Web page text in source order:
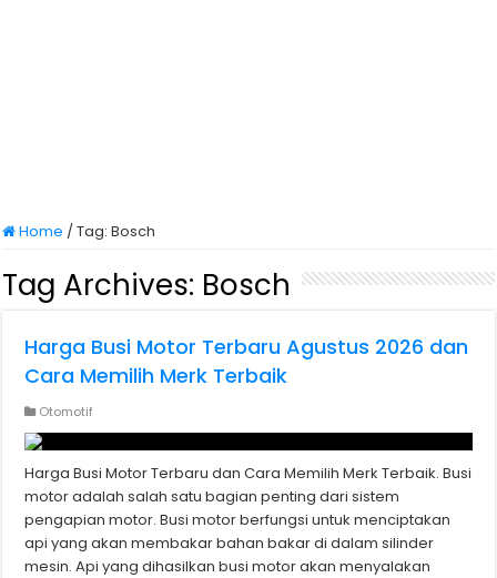
Home /Tag:Bosch
Tag Archives: Bosch
Harga Busi Motor Terbaru Agustus 2026 dan
Cara Memilih Merk Terbaik
Otomotif
Harga Busi Motor Terbaru dan Cara Memilih Merk Terbaik. Busi
motor adalah salah satu bagian penting dari sistem
pengapian motor. Busi motor berfungsi untuk menciptakan
api yang akan membakar bahan bakar di dalam silinder
mesin. Api yang dihasilkan busi motor akan menyalakan